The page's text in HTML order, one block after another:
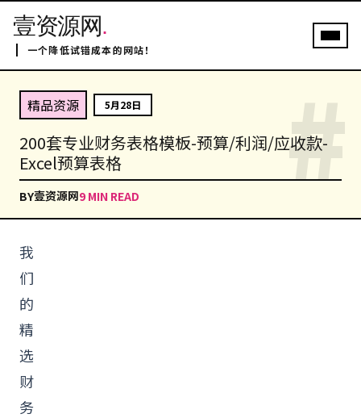
壹资源网.
一个降低试错成本的网站！
#
精品资源 5月28日
200套专业财务表格模板-预算/利润/应收款-
Excel预算表格
BY壹资源网9 MIN READ
我
们
的
精
选
财
务